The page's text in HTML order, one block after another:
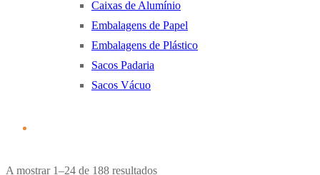
Caixas de Alumínio
Embalagens de Papel
Embalagens de Plástico
Sacos Padaria
Sacos Vácuo
A mostrar 1–24 de 188 resultadosOrdenado